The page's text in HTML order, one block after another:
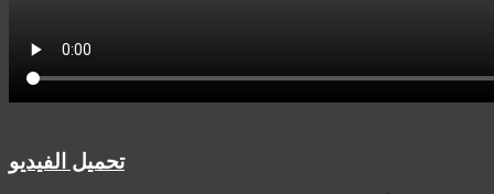
تحميل الفيديو